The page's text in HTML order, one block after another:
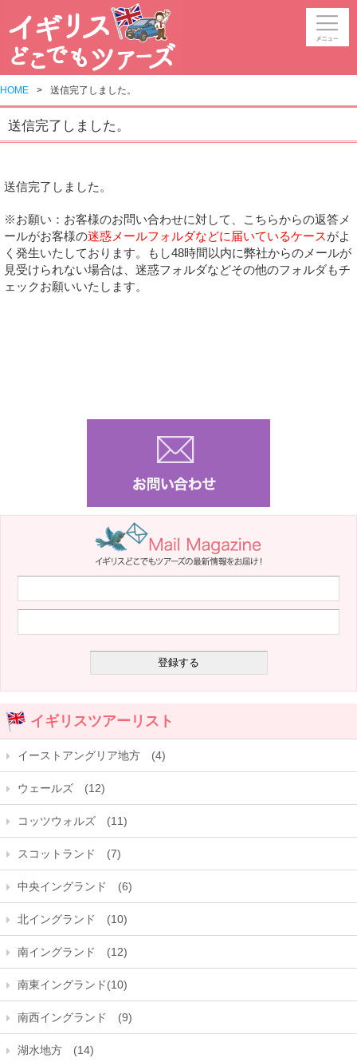
HOME 送信完了しました。
送信完了しました。
送信完了しました。
※お願い：お客様のお問い合わせに対して、こちらからの返答メ
ールがお客様の迷惑メールフォルダなどに届いているケースがよ
く発生いたしております。もし48時間以内に弊社からのメールが
見受けられない場合は、迷惑フォルダなどその他のフォルダもチ
ェックお願いいたします。
イギリスツアーリスト
イーストアングリア地方 (4)
ウェールズ (12)
コッツウォルズ (11)
スコットランド (7)
中央イングランド (6)
北イングランド (10)
南イングランド (12)
南東イングランド(10)
南西イングランド (9)
湖水地方 (14)